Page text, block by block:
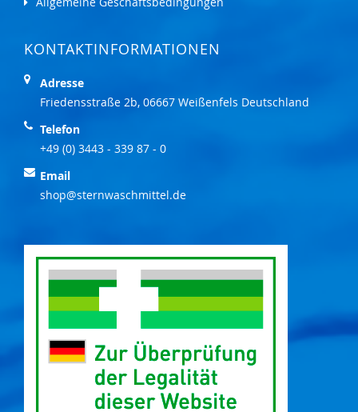
KONTAKTINFORMATIONEN
Adresse
Friedensstraße 2b, 06667 Weißenfels Deutschland
Telefon
+49 (0) 3443 - 339 87 - 0
Email
shop@sternwaschmittel.de